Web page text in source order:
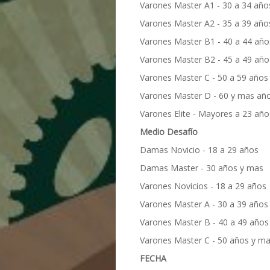
Varones Master A1 - 30 a 34
Varones Master A2 - 35 a 39
Varones Master B1 - 40 a 44
Varones Master B2 - 45 a 49
Varones Master C - 50 a 59 años
Varones Master D - 60 y mas
Varones Elite - Mayores a 23
Medio Desafío
Damas Novicio - 18 a 29 años
Damas Master - 30 años y mas
Varones Novicios - 18 a 29 años
Varones Master A - 30 a 39 años
Varones Master B - 40 a 49 años
Varones Master C - 50 años y
FECHA